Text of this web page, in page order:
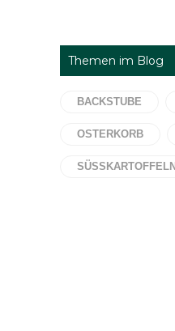
Themen im Blog
BACKSTUBE
OSTERKORB
SÜSSKARTOFFELN